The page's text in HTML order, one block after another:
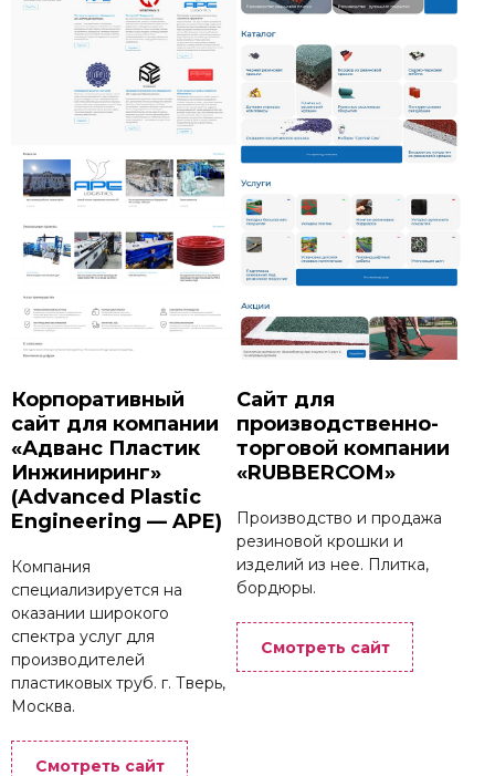
Корпоративный
сайт для компании
«Адванс Пластик
Инжиниринг»
(Advanced Plastic
Engineering — APE)
Компания
специализируется на
оказании широкого
спектра услуг для
производителей
пластиковых труб. г. Тверь,
Москва.
Смотреть сайт
Сайт для
производственно-
торговой компании
«RUBBERCOM»
Производство и продажа
резиновой крошки и
изделий из нее. Плитка,
бордюры.
Смотреть сайт